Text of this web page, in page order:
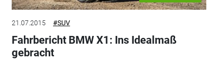
21.07.2015 #SUV
Fahrbericht BMW X1: Ins Idealmaß
gebracht